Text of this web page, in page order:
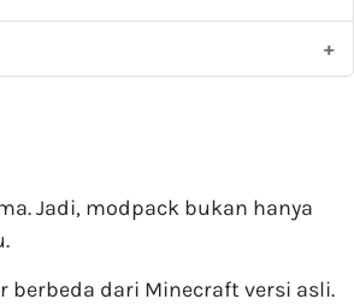
Jadi, modpack bukan hanya
berbeda dari Minecraft versi asli.